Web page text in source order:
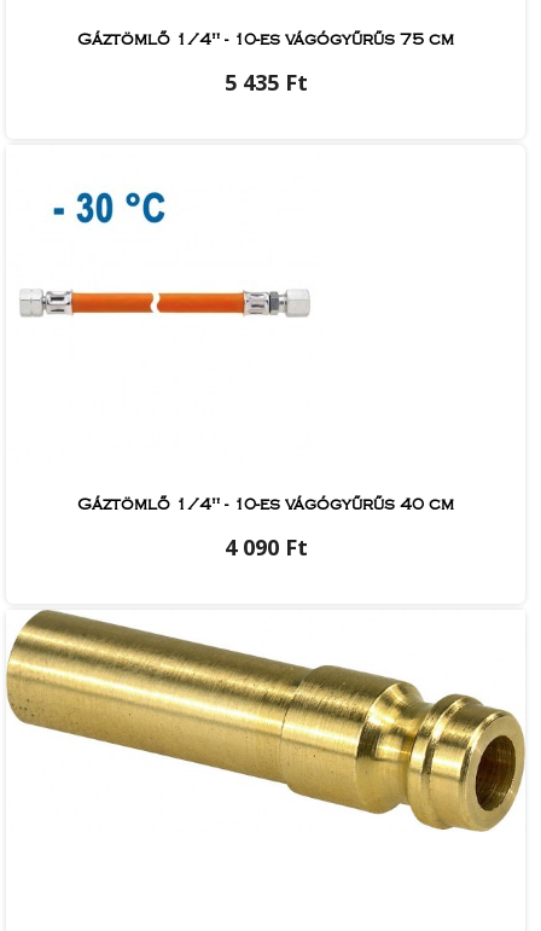
Gáztömlő 1/4" - 10-es vágógyűrűs 75 cm
5 435 Ft
Gáztömlő 1/4" - 10-es vágógyűrűs 40 cm
4 090 Ft